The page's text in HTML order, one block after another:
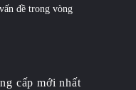
đề trong vòng
cấp mới nhất